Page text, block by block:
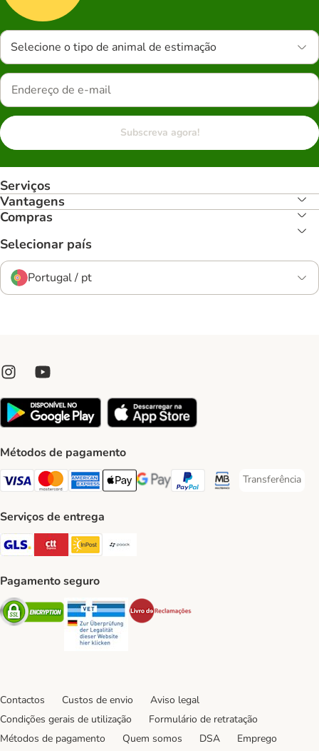
Selecione o tipo de animal de estimação
Subscreva agora!
Serviços
Vantagens
Compras
Selecionar país
Portugal / pt
Métodos de pagamento
Visa Payment Method
Mastercard Payment Method
American Express Payment Method
Apple Pay Payment Method
Google Pay Payment Method
PayPal Payment Method
Multibanco Payment
Transferência
Transferência
Serviços de entrega
GLS Shipping Method
CTTExpress Shipping Method
InPost Shipping Method
Pagamento seguro
Security Security
Contactos Custos de envio
Aviso legal
Condições gerais de utilização
Formulário de retratação
Métodos de pagamento
Quem somos DSA
Emprego